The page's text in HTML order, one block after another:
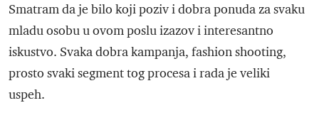
Smatram da je bilo koji poziv i dobra ponuda za svaku
mladu osobu u ovom poslu izazov i interesantno
iskustvo. Svaka dobra kampanja, fashion shooting,
prosto svaki segment tog procesa i rada je veliki
uspeh.